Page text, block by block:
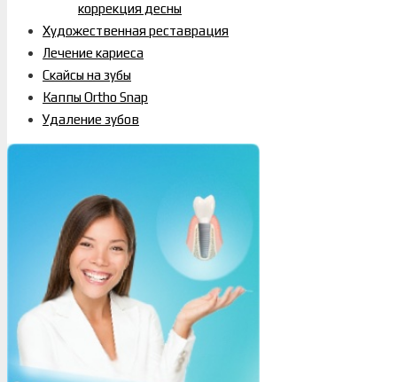
коррекция десны
Художественная реставрация
Лечение кариеса
Скайсы на зубы
Каппы Ortho Snap
Удаление зубов